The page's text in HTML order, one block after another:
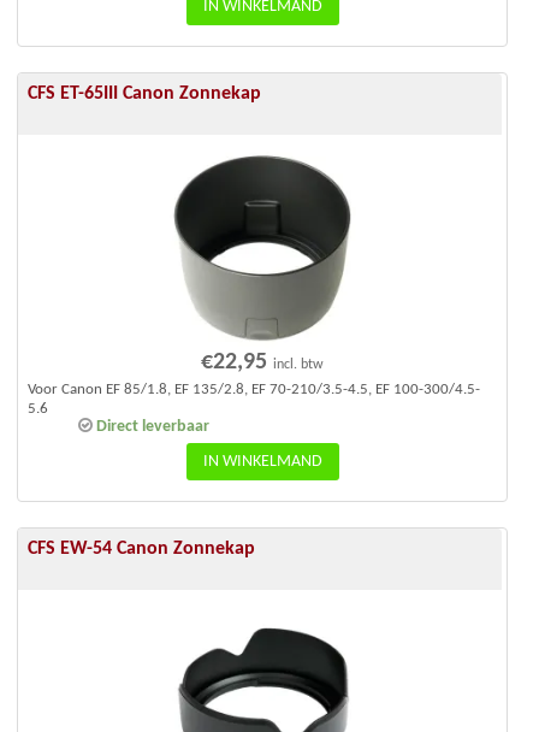
IN WINKELMAND
CFS ET-65III Canon Zonnekap
€22,95 incl. btw
Direct leverbaar
Voor Canon EF 85/1.8, EF 135/2.8, EF 70-210/3.5-4.5, EF 100-300/4.5-
5.6
IN WINKELMAND
CFS EW-54 Canon Zonnekap